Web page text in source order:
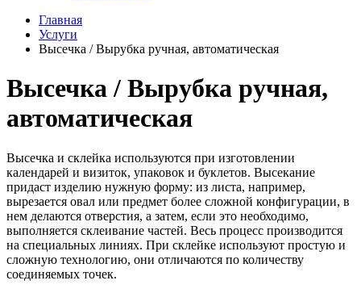
Главная
Услуги
Высечка / Вырубка ручная, автоматическая
Высечка / Вырубка ручная,
автоматическая
Высечка и склейка используются при изготовлении
календарей и визиток, упаковок и буклетов. Высекание
придаст изделию нужную форму: из листа, например,
вырезается овал или предмет более сложной конфигурации, в
нем делаются отверстия, а затем, если это необходимо,
выполняется склеивание частей. Весь процесс производится
на специальных линиях. При склейке используют простую и
сложную технологию, они отличаются по количеству
соединяемых точек.